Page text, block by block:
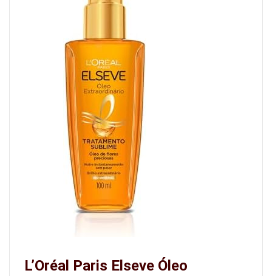
L’Oréal Paris Elseve Óleo